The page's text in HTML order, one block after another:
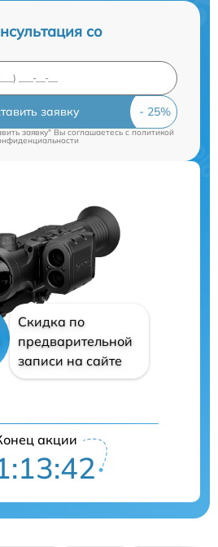
со
заявку
заявку" Вы соглашаетесь cполитикой
Скидка по
предварительной
записи на сайте
акции